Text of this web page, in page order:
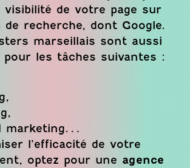
visibilité de votre page sur
recherche, dont Google.
marseillais sont aussi
pour les tâches suivantes :
marketing…
l’efficacité de votre
optez pour une agence